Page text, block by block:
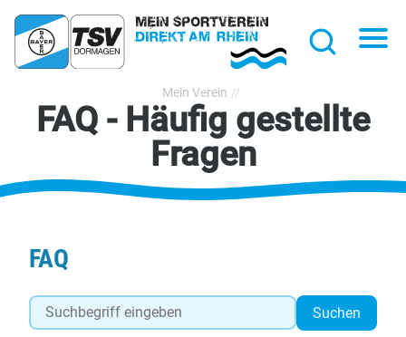
TSV
Bayer
Dormagen
1920
e.V.
Mein Verein
FAQ - Häufig gestellte
Fragen
FAQ
FAQ
durchsuchen
Suchen